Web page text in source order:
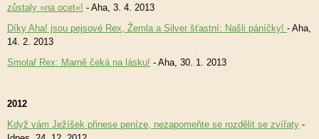
zůstaly »na ocet«! - Aha, 3. 4. 2013
Díky Aha! jsou pejsové Rex, Žemla a Silver šťastní: Našli páníčky! - Aha,
14. 2. 2013
Smolař Rex: Marně čeká na lásku! - Aha, 30. 1. 2013
2012
Když vám Ježíšek přinese peníze, nezapomeňte se rozdělit se zvířaty -